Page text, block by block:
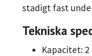
stadigt fast
Tekniska
Kapacitet: 2